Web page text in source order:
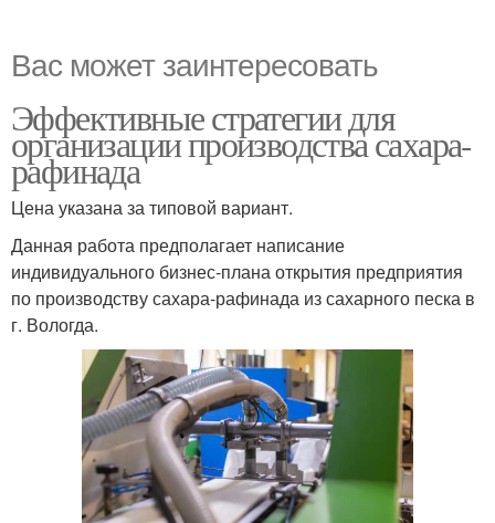
Вас может заинтересовать
Эффективные стратегии для
организации производства сахара-
рафинада
Цена указана за типовой вариант.
Данная работа предполагает написание
индивидуального бизнес-плана открытия предприятия
по производству сахара-рафинада из сахарного песка в
г. Вологда.